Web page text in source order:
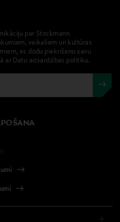
par Stockmann
veikaliem un kultūras
es dodu piekrišanu savu
ar Datu aizsardzības politiku.